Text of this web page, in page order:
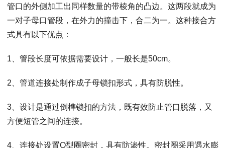
管口的外侧加工出同样数量的带棱角的凸边。这两段就成为
一对子母口管段，在外力的撞击下，合二为一。这种接合方
式具有以下优点：
1、管段长度可依据需要设计，一般长是50cm。
2、管道连接处制作成子母锁扣形式，具有防脱性。
3、设计是通过倒榫锁扣的方法，既有效防止管口脱落，又
方便短管之间的连接。
4、连接处设置O型圈密封，具有防渗性。密封圈采用遇水膨